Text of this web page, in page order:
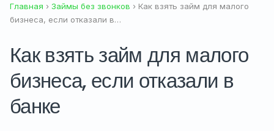
Главная › Займы без звонков › Как взять займ для малого
бизнеса, если отказали в…
Как взять займ для малого
бизнеса, если отказали в
банке